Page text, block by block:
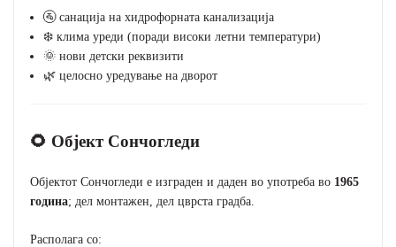
🚰 санација на хидрофорната канализација
❄️ клима уреди (поради високи летни температури)
🌞 нови детски реквизити
🌿 целосно уредување на дворот
🌻 Објект Сончогледи
Објектот Сончогледи е изграден и даден во употреба во 1965
година; дел монтажен, дел цврста градба.
Располага со: